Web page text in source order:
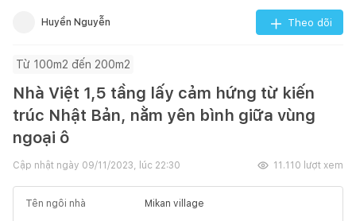
Huyền Nguyễn Theo dõi
Từ 100m2 đến 200m2
Nhà Việt 1,5 tầng lấy cảm hứng từ kiến
trúc Nhật Bản, nằm yên bình giữa vùng
ngoại ô
Cập nhật ngày 09/11/2023, lúc 22:30 11.110 lượt xem
Tên ngôi nhà Mikan village